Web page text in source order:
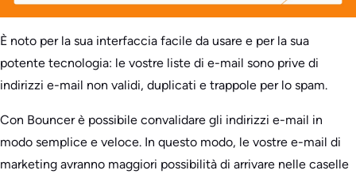
È noto per la sua interfaccia facile da usare e per la sua
potente tecnologia: le vostre liste di e-mail sono prive di
indirizzi e-mail non validi, duplicati e trappole per lo spam.
Con Bouncer è possibile convalidare gli indirizzi e-mail in
modo semplice e veloce. In questo modo, le vostre e-mail di
marketing avranno maggiori possibilità di arrivare nelle caselle